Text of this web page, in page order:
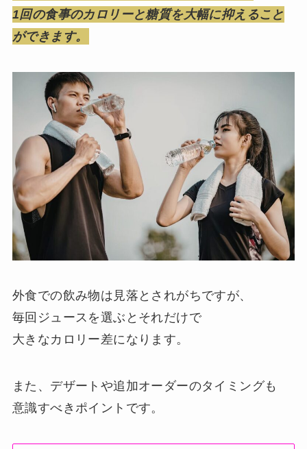
1回の食事のカロリーと糖質を大幅に抑えること
ができます。
外食での飲み物は見落とされがちですが、
毎回ジュースを選ぶとそれだけで
大きなカロリー差になります。
また、デザートや追加オーダーのタイミングも
意識すべきポイントです。